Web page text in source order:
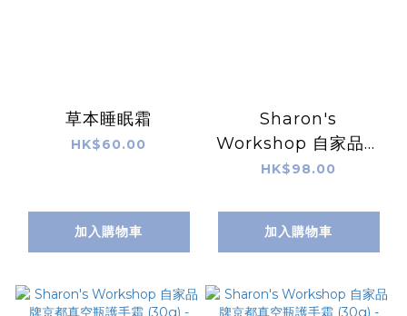
草本睡眠霜
HK$60.00
加入購物車
Sharon's
Workshop 自家品牌
京都真空瓶護手霜
味 (Purple)
HK$98.00
加入購物車